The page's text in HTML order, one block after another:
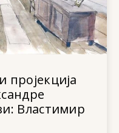
Властимир